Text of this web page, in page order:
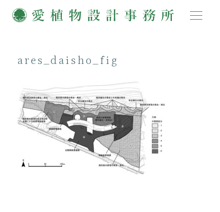
ares_daisho_fig